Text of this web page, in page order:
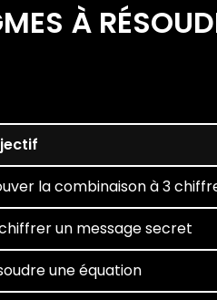
À
la combinaison à 3
un message secret
une équation